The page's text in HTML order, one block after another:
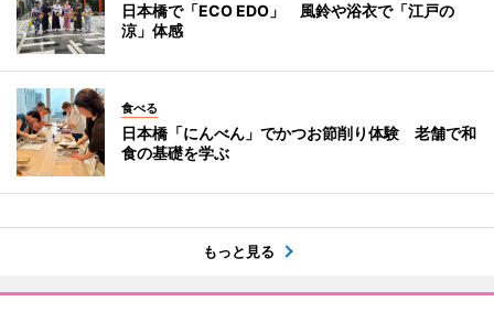
日本橋で「ECO EDO」 風鈴や浴衣で「江戸の
涼」体感
食べる
日本橋「にんべん」でかつお節削り体験 老舗で和
食の基礎を学ぶ
もっと見る